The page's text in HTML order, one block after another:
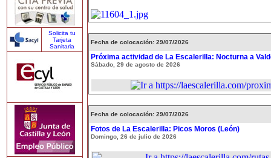
Solicita tu
Tarjeta
Sanitaria
Fecha de colocación: 29/07/2026
Próxima actividad de La Escalerilla: Nocturna a
Sábado, 29 de agosto de 2026
Fecha de colocación: 29/07/2026
Fotos de La Escalerilla: Picos Moros (León)
Domingo, 26 de julio de 2026